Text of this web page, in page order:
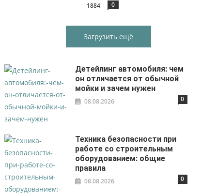
1884 0
Загрузить ещё
Детейлинг автомобиля: чем
он отличается от обычной
мойки и зачем нужен
08.08.2026 0
Техника безопасности при
работе со строительным
оборудованием: общие
правила
08.08.2026 0